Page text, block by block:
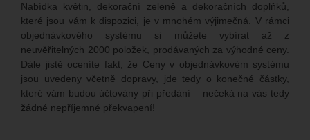
Nabídka květin, dekorační zeleně a dekoračních doplňků,
které jsou vám k dispozici, je v mnohém výjimečná. V rámci
objednávkového systému si můžete vybírat až z
neuvěřitelných 2000 položek, prodávaných za výhodné ceny.
Dále jistě oceníte fakt, že Ceny v objednávkovém systému
jsou uvedeny včetně dopravy, jde tedy o konečné částky,
které vám budou účtovány při předání – nečeká na vás tedy
žádné nepříjemné překvapení!